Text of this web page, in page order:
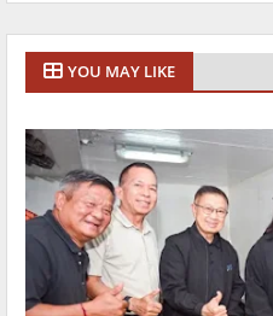
YOU MAY LIKE